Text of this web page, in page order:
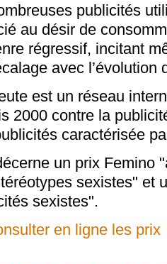
publicités
au désir de
régressif, incitant
avec l’évolution
est un réseau
2000 contre la
caractérisée
un prix Femino
sexistes" et
sexistes".
en ligne les prix